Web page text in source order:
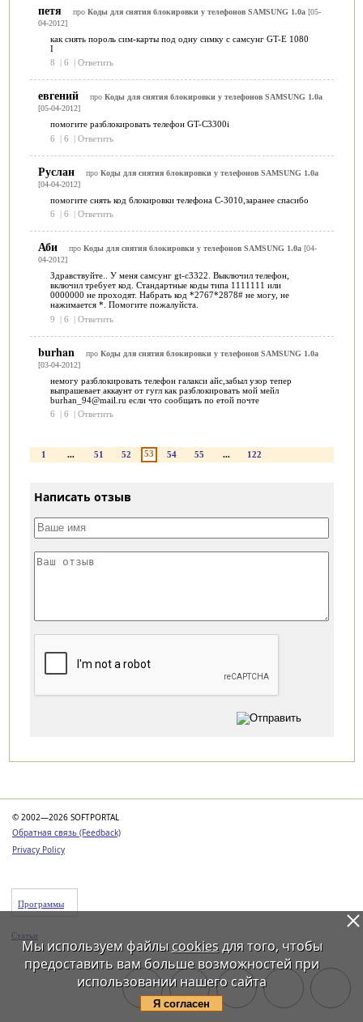
петя про Коды для снятия блокировки у телефонов SAMSUNG 1.0a[05-
04-2012]
как снять пороль сим-карты под одну симку с самсунг GT-E 1080
I
8
| 6 | Ответить
евгений про Коды для снятия блокировки у телефонов SAMSUNG 1.0a
[05-04-2012]
помогите разблокировать телефон GT-C3300i
6
| 6 | Ответить
Руслан про Коды для снятия блокировки у телефонов SAMSUNG 1.0a
[04-04-2012]
помогите снять код блокировки телефона C-3010,заранее спасибо
6
| 6 | Ответить
Аби про Коды для снятия блокировки у телефонов SAMSUNG 1.0a[04-
04-2012]
Здравствуйте.. У меня самсунг gt-c3322. Выключил телефон,
включил требует код. Стандартные коды типа 1111111 или
0000000 не проходят. Набрать код *2767*2878# не могу, не
нажимается *. Помогите пожалуйста.
9
| 6 | Ответить
burhan про Коды для снятия блокировки у телефонов SAMSUNG 1.0a
[03-04-2012]
немогу разблокировать телефон галакси айс,забыл узор тепер
выпрашевает аккаунт от гугл как разблокировать мой мейл
burhan_94@mail.ru если что сообщать по етой почте
6
| 6 | Ответить
1 ... 51 52 53 54 55 ... 122
Написать отзыв
© 2002—2026 SOFTPORTAL
Обратная связь (Feedback)
Privacy Policy
Программы
Статьи
Мы используем файлы cookiesдля того, чтобы
предоставить вам больше возможностей при
использовании нашего сайта